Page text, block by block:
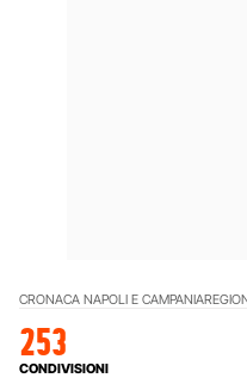
CRONACA NAPOLI E CAMPANIA
253
CONDIVISIONI